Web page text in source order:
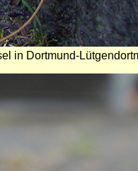
in Dortmund-